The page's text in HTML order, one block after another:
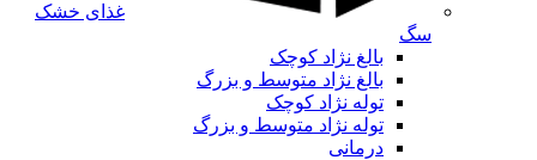
غذای خشک
سگ
بالغ نژاد کوچک
بالغ نژاد متوسط و بزرگ
توله نژاد کوچک
توله نژاد متوسط و بزرگ
درمانی